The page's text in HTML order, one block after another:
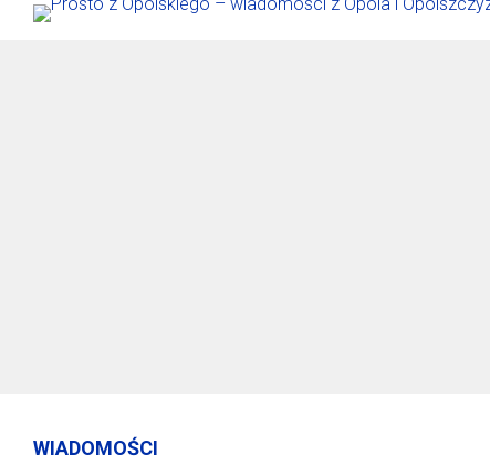
WIADOMOŚCI